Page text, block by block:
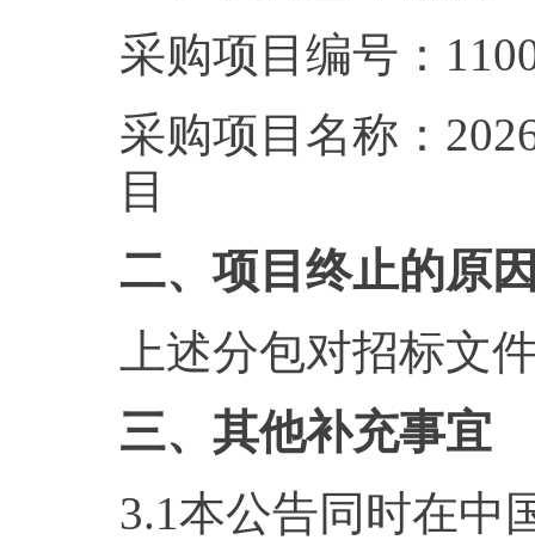
采购项目编号：
采购项目名称：
目
二、项目终止的原
上述分包对招标文
三、其他补充事宜
3.1本公告同时在中